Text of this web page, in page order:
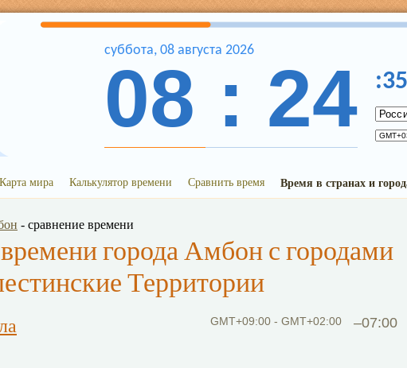
суббота, 08 августа 2026
08 : 24 :35
Карта мира Калькулятор времени Сравнить время Время в странах и
- сравнение времени
города Амбон с городами
Территории
–07:00
GMT+09:00 - GMT+02:00